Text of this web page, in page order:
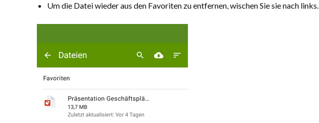
Um die Datei wieder aus den Favoriten zu entfernen, wischen Sie sie nach links.